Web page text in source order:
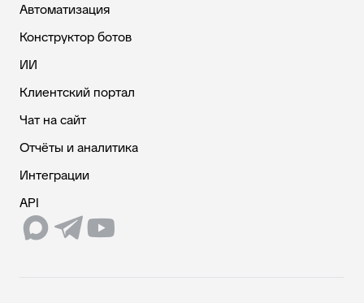
Автоматизация
Конструктор ботов
ИИ
Клиентский портал
Чат на сайт
Отчёты и аналитика
Интеграции
API